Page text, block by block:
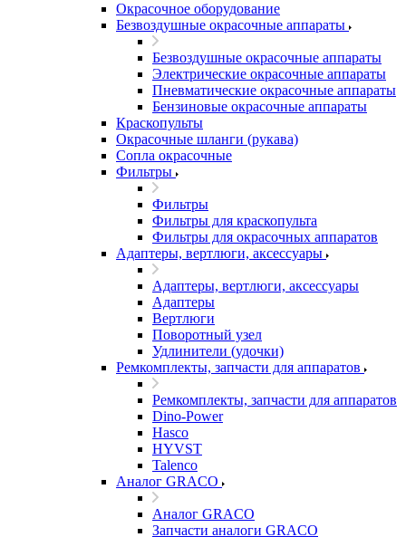
Окрасочное оборудование
Безвоздушные окрасочные аппараты
Безвоздушные окрасочные аппараты
Электрические окрасочные аппараты
Пневматические окрасочные аппараты
Бензиновые окрасочные аппараты
Краскопульты
Окрасочные шланги (рукава)
Сопла окрасочные
Фильтры
Фильтры
Фильтры для краскопульта
Фильтры для окрасочных аппаратов
Адаптеры, вертлюги, аксессуары
Адаптеры, вертлюги, аксессуары
Адаптеры
Вертлюги
Поворотный узел
Удлинители (удочки)
Ремкомплекты, запчасти для аппаратов
Ремкомплекты, запчасти для аппаратов
Dino-Power
Hasco
HYVST
Talenco
Аналог GRACO
Аналог GRACO
Запчасти аналоги GRACO